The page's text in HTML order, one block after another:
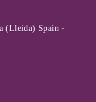
(Lleida) Spain -